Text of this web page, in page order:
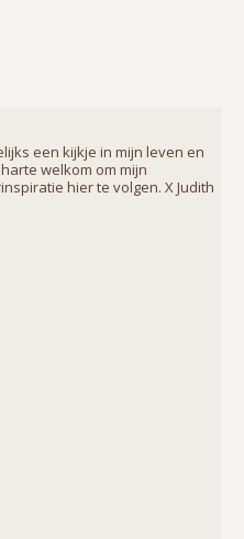
een kijkje in mijn leven en
welkom om mijn
hier te volgen. X Judith